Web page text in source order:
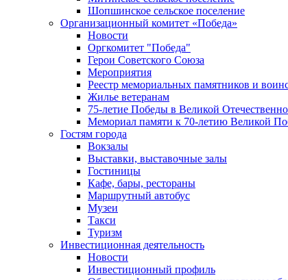
Шопшинское сельское поселение
Организационный комитет «Победа»
Новости
Оргкомитет "Победа"
Герои Советского Союза
Мероприятия
Реестр мемориальных памятников и
Жилье ветеранам
75-летие Победы в Великой
Мемориал памяти к 70-летию Великой
Гостям города
Вокзалы
Выставки, выставочные залы
Гостиницы
Кафе, бары, рестораны
Маршрутный автобус
Музеи
Такси
Туризм
Инвестиционная деятельность
Новости
Инвестиционный профиль